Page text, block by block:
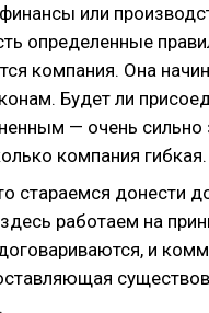
или
определенные
компания. Она
Будет ли
— очень сильно
компания гибкая.
стараемся донести
работаем на
и